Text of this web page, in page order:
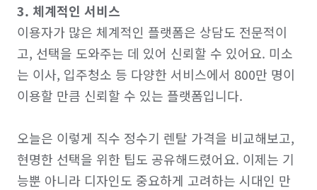
3. 체계적인 서비스
이용자가 많은 체계적인 플랫폼은 상담도 전문적이
고, 선택을 도와주는 데 있어 신뢰할 수 있어요. 미소
는 이사, 입주청소 등 다양한 서비스에서 800만 명이
이용할 만큼 신뢰할 수 있는 플랫폼입니다.
오늘은 이렇게 직수 정수기 렌탈 가격을 비교해보고,
현명한 선택을 위한 팁도 공유해드렸어요. 이제는 기
능뿐 아니라 디자인도 중요하게 고려하는 시대인 만